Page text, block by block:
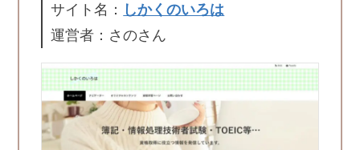
サイト名： しかくのいろは
運営者：さのさん